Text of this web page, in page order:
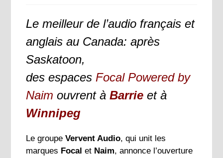
Le meilleur de l’audio français et
anglais au Canada:après
Saskatoon,
des espaces Focal Powered by
Naimouvrent àBarrie et à
Winnipeg
Le groupeVervent Audio, qui unit les
marques Focal et Naim, annonce l’ouverture